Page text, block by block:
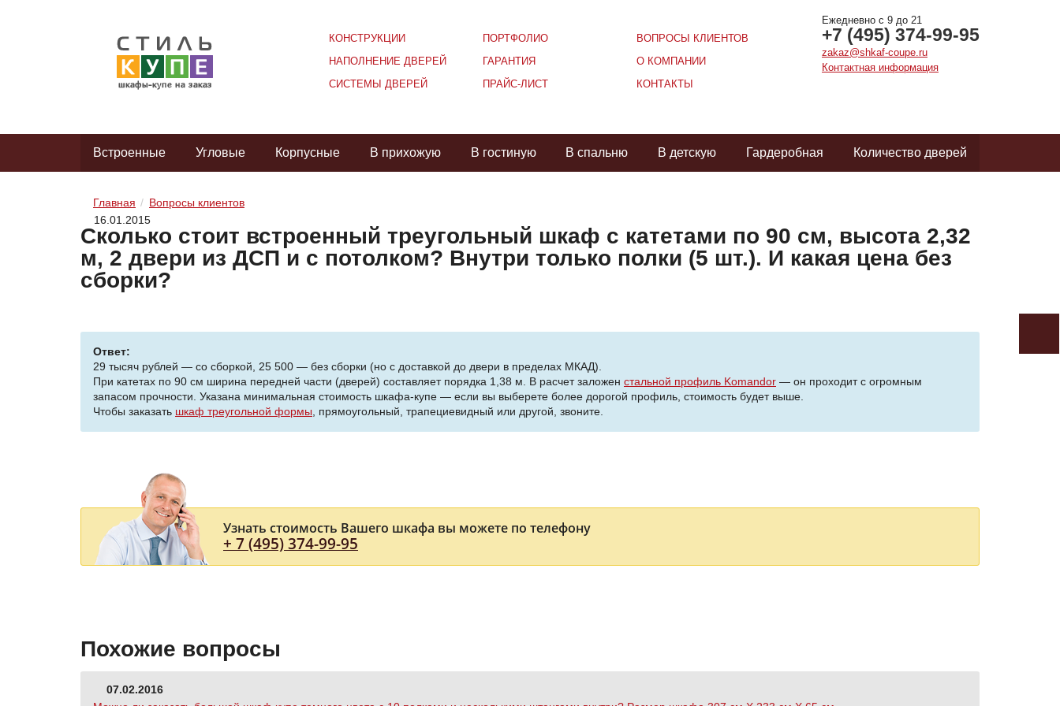
Ежедневно с 9 до 21
+7 (495) 374-99-95
zakaz@shkaf-coupe.ru
Контактная информация
КОНСТРУКЦИИ
НАПОЛНЕНИЕ ДВЕРЕЙ
СИСТЕМЫ ДВЕРЕЙ
ПОРТФОЛИО
ГАРАНТИЯ
ПРАЙС-ЛИСТ
ВОПРОСЫ КЛИЕНТОВ
О КОМПАНИИ
КОНТАКТЫ
Встроенные Угловые Корпусные В прихожую В гостиную В спальню В детскую Гардеробная Количество дверей
Главная
Вопросы клиентов
16.01.2015
Сколько стоит встроенный треугольный шкаф с катетами по 90 см, высота 2,32
м, 2 двери из ДСП и с потолком? Внутри только полки (5 шт.). И какая цена без
сборки?
Ответ:
29 тысяч рублей — со сборкой, 25 500 — без сборки (но с доставкой до двери в пределах МКАД).
При катетах по 90 см ширина передней части (дверей) составляет порядка 1,38 м. В расчет заложен стальной профиль Komandor — он проходит с огромным
запасом прочности. Указана минимальная стоимость шкафа-купе — если вы выберете более дорогой профиль, стоимость будет выше.
Чтобы заказать шкаф треугольной формы , прямоугольный, трапециевидный или другой, звоните.
Узнать стоимость Вашего шкафа вы можете по телефону
+ 7 (495) 374-99-95
Похожие вопросы
07.02.2016